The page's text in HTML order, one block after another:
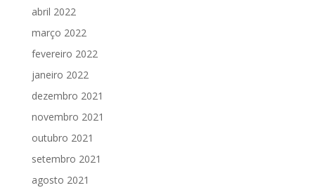
abril 2022
março 2022
fevereiro 2022
janeiro 2022
dezembro 2021
novembro 2021
outubro 2021
setembro 2021
agosto 2021